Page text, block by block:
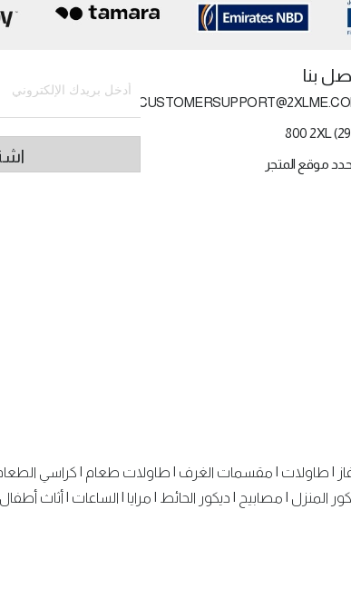
بنا
800 2XL
موقع المتجر
طاولات مقسمات الغرف طاولات طعام كراسي
المنزل مصابيح ديكور الحائط مرايا الساعات أثاث أطفال